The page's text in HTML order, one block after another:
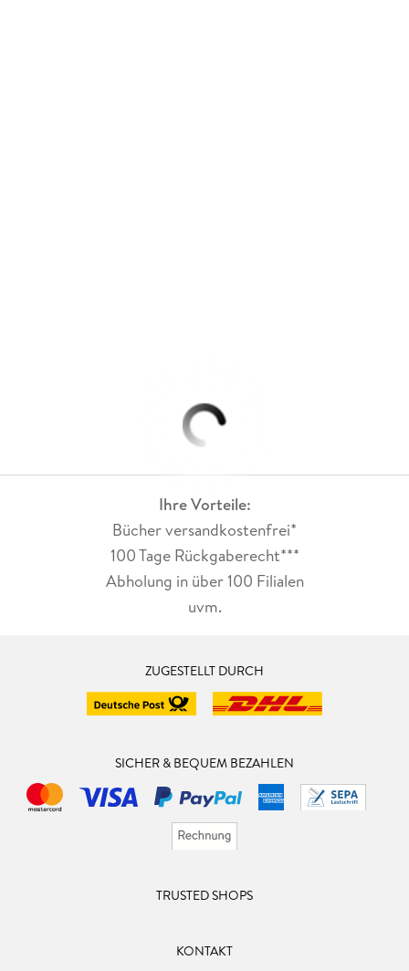
Ihre Vorteile:
Bücher versandkostenfrei*
100 Tage Rückgaberecht***
Abholung in über 100 Filialen
uvm.
ZUGESTELLT DURCH
SICHER & BEQUEM BEZAHLEN
TRUSTED SHOPS
KONTAKT